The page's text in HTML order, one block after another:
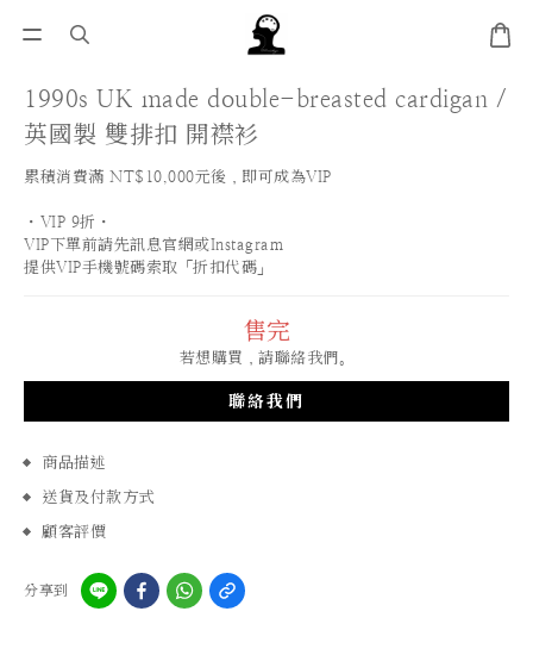
1990s UK made double-breasted cardigan /
英國製 雙排扣 開襟衫
累積消費滿 NT$10,000元後，即可成為VIP
・VIP 9折・
VIP下單前請先訊息官網或Instagram
提供VIP手機號碼索取「折扣代碼」
售完
若想購買，請聯絡我們。
聯絡我們
商品描述
送貨及付款方式
顧客評價
分享到